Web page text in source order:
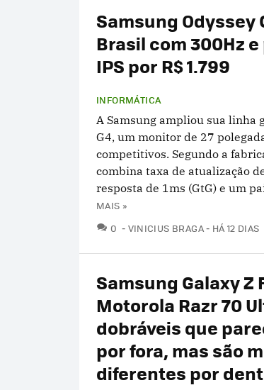
Samsung Odyssey
Brasil com 300Hz
IPS por R$ 1.799
INFORMÁTICA
A Samsung ampliou sua linha
G4, um monitor de 27
competitivos. Segundo a
combina taxa de atualização
resposta de 1ms (GtG) e um
MAIS »
0 COMENTÁRIOS
VINICIUS BRAGA HÁ 12 DIAS
Samsung Galaxy Z
Motorola Razr 70
dobráveis que
por fora, mas são
diferentes por